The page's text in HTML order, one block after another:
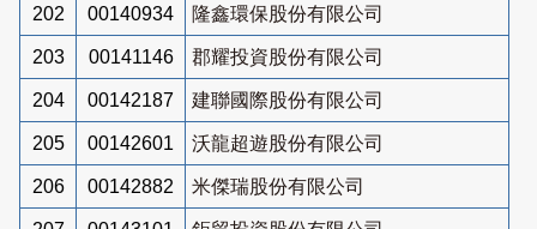
202 00140934 隆鑫環保股份有限公司
203 00141146 郡耀投資股份有限公司
204 00142187 建聯國際股份有限公司
205 00142601 沃龍超遊股份有限公司
206 00142882 米傑瑞股份有限公司